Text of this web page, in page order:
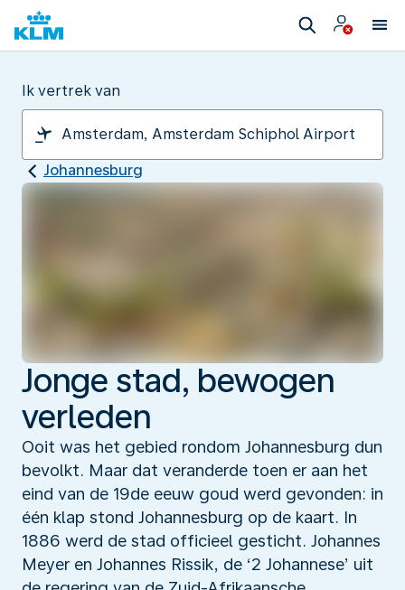
Ik vertrek van
Johannesburg
Jonge stad, bewogen
verleden
Ooit was het gebied rondom Johannesburg dun
bevolkt. Maar dat veranderde toen er aan het
eind van de 19de eeuw goud werd gevonden: in
één klap stond Johannesburg op de kaart. In
1886 werd de stad officieel gesticht. Johannes
Meyer en Johannes Rissik, de ‘2 Johannese’ uit